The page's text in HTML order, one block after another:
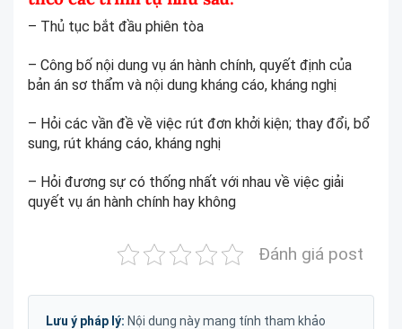
– Thủ tục bắt đầu phiên tòa
– Công bố nội dung vụ án hành chính, quyết định của
bản án sơ thẩm và nội dung kháng cáo, kháng nghị
– Hỏi các vần đề về việc rút đơn khởi kiện; thay đổi, bổ
sung, rút kháng cáo, kháng nghị
– Hỏi đương sự có thống nhất với nhau về việc giải
quyết vụ án hành chính hay không
Đánh giá post
Lưu ý pháp lý: Nội dung này mang tính tham khảo